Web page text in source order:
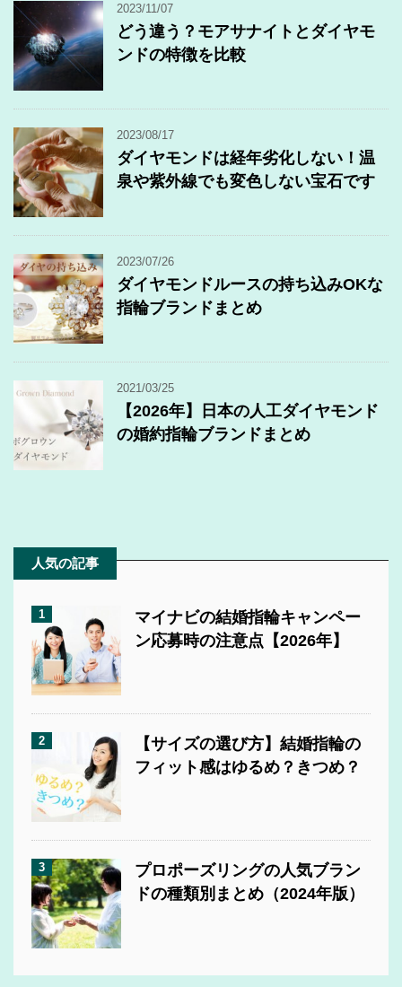
2023/11/07
どう違う？モアサナイトとダイヤモ
ンドの特徴を比較
2023/08/17
ダイヤモンドは経年劣化しない！温
泉や紫外線でも変色しない宝石です
2023/07/26
ダイヤモンドルースの持ち込みOKな
指輪ブランドまとめ
2021/03/25
【2026年】日本の人工ダイヤモンド
の婚約指輪ブランドまとめ
人気の記事
1
マイナビの結婚指輪キャンペー
ン応募時の注意点【2026年】
2
【サイズの選び方】結婚指輪の
フィット感はゆるめ？きつめ？
3
プロポーズリングの人気ブラン
ドの種類別まとめ（2024年版）